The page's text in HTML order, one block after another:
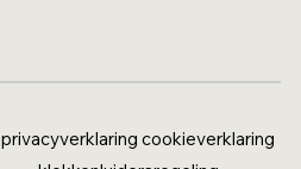
privacyverklaring cookieverklaring